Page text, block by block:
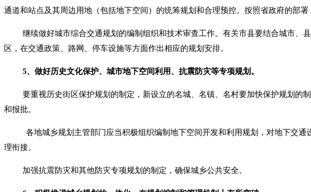
通道和站点及其周边用地（包括地下空间）的统筹规划和合理预控。按照省政府的部
继续做好城市综合交通规划的编制组织和技术审查工作。有关市县要结合城市
区，在交通政策、路网、停车设施等方面作出相应的规划安排。
5、做好历史文化保护、城市地下空间利用、抗震防灾等专项规划。
要重视历史街区保护规划的制定，新设立的名城、名镇、名村要加快保护规划
和报批。
各地城乡规划主管部门应当积极组织编制地下空间开发和利用规划，对地下交
理衔接。
加强抗震防灾和其他防灾专项规划的制定，确保城乡公共安全。